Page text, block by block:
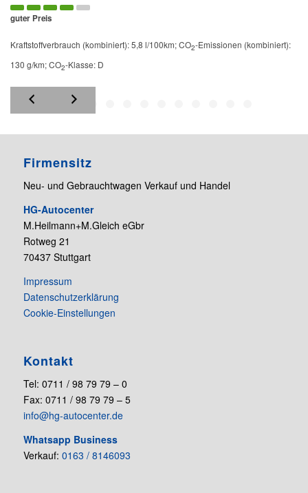
guter Preis
Kraftstoffverbrauch (kombiniert):5,8 l/100km;CO2-Emissionen (kombiniert):
130 g/km;CO2-Klasse: D
Firmensitz
Neu- und Gebrauchtwagen Verkauf und Handel
HG-Autocenter
M.Heilmann+M.Gleich eGbr
Rotweg 21
70437 Stuttgart
Impressum
Datenschutzerklärung
Cookie-Einstellungen
Kontakt
Tel: 0711 / 98 79 79 – 0
Fax: 0711 / 98 79 79 – 5
info@hg-autocenter.de
Whatsapp Business
Verkauf: 0163 / 8146093